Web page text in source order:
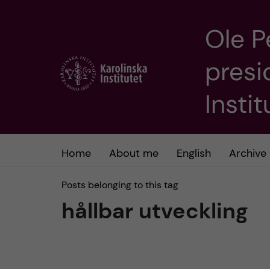
Ole
Home About me English Archive
Posts belonging to this tag
hållbar utveckling